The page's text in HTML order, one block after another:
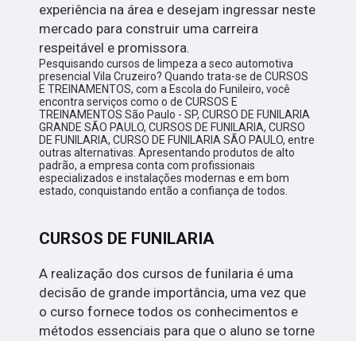
experiência na área e desejam ingressar neste
mercado para construir uma carreira
respeitável e promissora.
Pesquisando cursos de limpeza a seco automotiva
presencial Vila Cruzeiro? Quando trata-se de CURSOS
E TREINAMENTOS, com a Escola do Funileiro, você
encontra serviços como o de CURSOS E
TREINAMENTOS São Paulo - SP, CURSO DE FUNILARIA
GRANDE SÃO PAULO, CURSOS DE FUNILARIA, CURSO
DE FUNILARIA, CURSO DE FUNILARIA SÃO PAULO, entre
outras alternativas. Apresentando produtos de alto
padrão, a empresa conta com profissionais
especializados e instalações modernas e em bom
estado, conquistando então a confiança de todos.
CURSOS DE FUNILARIA
A realização dos cursos de funilaria é uma
decisão de grande importância, uma vez que
o curso fornece todos os conhecimentos e
métodos essenciais para que o aluno se torne